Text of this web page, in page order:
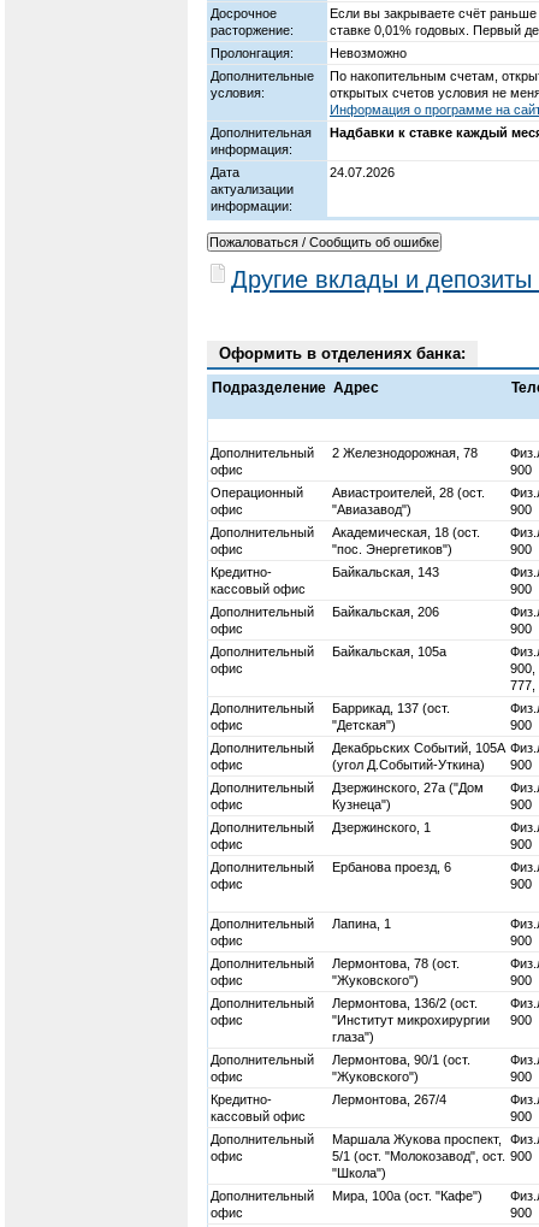
Досрочное
расторжение:
Если вы закрываете счёт
ставке 0,01% годовых. Первый
Пролонгация:
Невозможно
Дополнительные
условия:
По накопительным счетам,
открытых счетов условия не
Информация о программе на
Дополнительная
информация:
Надбавки к ставке каждый
Дата
актуализации
информации:
24.07.2026
Другие вклады и
Оформить в отделениях банка:
Подразделение Адрес
Дополнительный
офис
2 Железнодорожная, 78
900
Операционный
офис
Авиастроителей, 28 (ост.
"Авиазавод")
900
Дополнительный
офис
Академическая, 18 (ост.
"пос. Энергетиков")
900
Кредитно-
кассовый офис
Байкальская, 143
900
Дополнительный
офис
Байкальская, 206
900
Дополнительный
офис
Байкальская, 105а
900,
777,
Дополнительный
офис
Баррикад, 137 (ост.
"Детская")
900
Дополнительный
офис
Декабрьских Событий, 105А
(угол Д.Событий-Уткина)
900
Дополнительный
офис
Дзержинского, 27а ("Дом
Кузнеца")
900
Дополнительный
офис
Дзержинского, 1
900
Дополнительный
офис
Ербанова проезд, 6
900
Дополнительный
офис
Лапина, 1
900
Дополнительный
офис
Лермонтова, 78 (ост.
"Жуковского")
900
Дополнительный
офис
Лермонтова, 136/2 (ост.
"Институт микрохирургии
глаза")
900
Дополнительный
офис
Лермонтова, 90/1 (ост.
"Жуковского")
900
Кредитно-
кассовый офис
Лермонтова, 267/4
900
Дополнительный
офис
Маршала Жукова проспект,
5/1 (ост. "Молокозавод", ост.
"Школа")
900
Дополнительный
офис
Мира, 100а (ост. "Кафе")
900